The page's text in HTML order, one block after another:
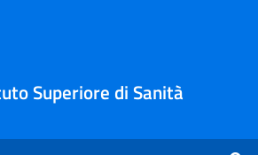
Superiore di Sanità